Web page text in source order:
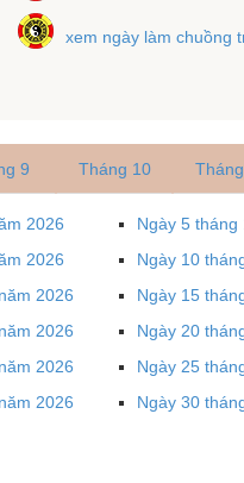
xem ngày làm chuồng
9 Tháng 10 Tháng
2026
Ngày 5 tháng
2026
Ngày 10
2026
Ngày 15
2026
Ngày 20
2026
Ngày 25
2026
Ngày 30